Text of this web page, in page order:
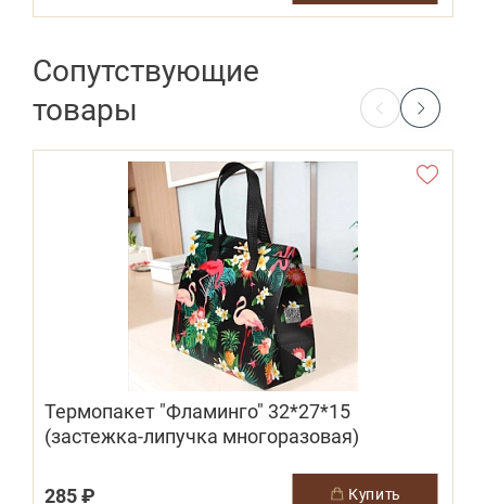
Сопутствующие
товары
Термопакет "Фламинго" 32*27*15
(застежка-липучка многоразовая)
285 ₽ купить